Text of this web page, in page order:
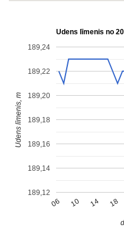
Udens līmenis no
06 10 14 18
189,12
189,14
189,16
189,18
189,20
189,22
189,24
Udens līmenis, m